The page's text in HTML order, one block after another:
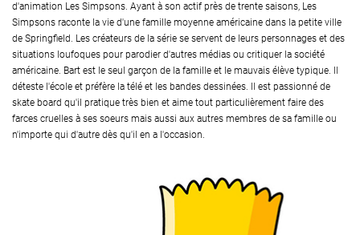
d'animation Les Simpsons. Ayant à son actif près de trente saisons, Les
Simpsons raconte la vie d'une famille moyenne américaine dans la petite ville
de Springfield. Les créateurs de la série se servent de leurs personnages et des
situations loufoques pour parodier d'autres médias ou critiquer la société
américaine. Bart est le seul garçon de la famille et le mauvais élève typique. Il
déteste l'école et préfère la télé et les bandes dessinées. Il est passionné de
skate board qu'il pratique très bien et aime tout particulièrement faire des
farces cruelles à ses soeurs mais aussi aux autres membres de sa famille ou
n'importe qui d'autre dès qu'il en a l'occasion.